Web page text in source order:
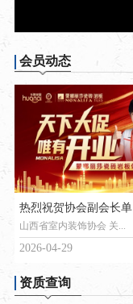
会员动态
热烈祝贺协会副会长单
山西省室内装饰协会 关...
2026-04-29
资质查询